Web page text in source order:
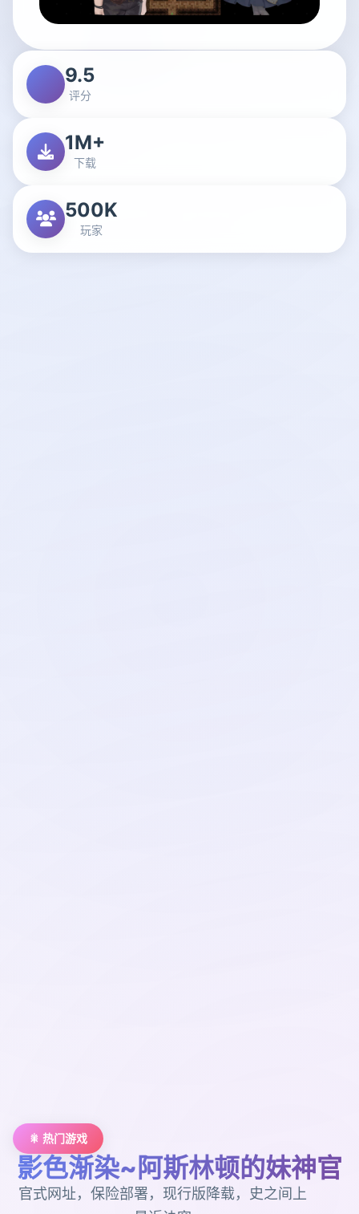
9.5
评分
1M+
下载
500K
玩家
🎇 热门游戏
影色渐染~阿斯林顿的妹神官
官式网址，保险部署，现行版降载，史之间上